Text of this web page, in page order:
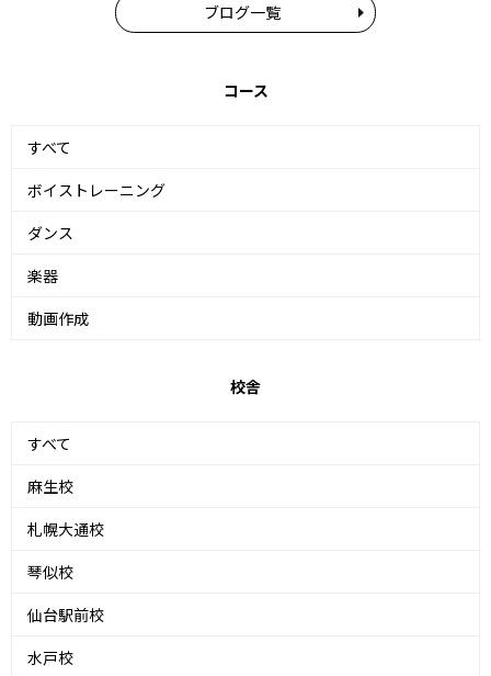
ブログ一覧
コース
すべて
ボイストレーニング
ダンス
楽器
動画作成
校舎
すべて
麻生校
札幌大通校
琴似校
仙台駅前校
水戸校